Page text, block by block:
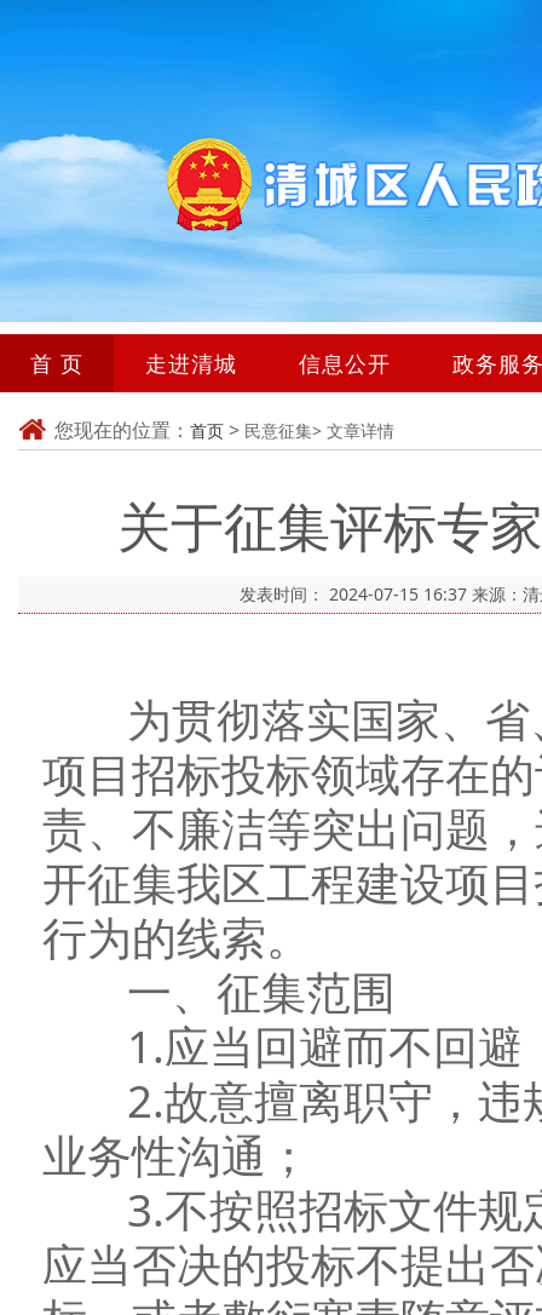
首 页 走进清城 信息公开 政务服
您现在的位置： 首页 > 民意征集> 文章详情
关于征集评标专
发表时间： 2024-07-15 16:37 来源：
为贯彻落实国家、省
项目招标投标领域存在
责、不廉洁等突出问题
开征集我区工程建设项
行为的线索。
一、征集范围
1.应当回避而不回避
2.故意擅离职守，违
业务性沟通；
3.不按照招标文件规
应当否决的投标不提出